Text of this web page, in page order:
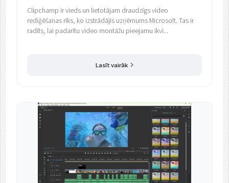
Clipchamp ir vieds un lietotājam draudzīgs video
rediģēšanas rīks, ko izstrādājis uzņēmums Microsoft. Tas ir
radīts, lai padarītu video montāžu pieejamu ikvi...
Lasīt vairāk